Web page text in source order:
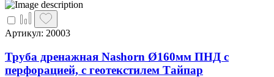
Артикул: 20003
Труба дренажная Nashorn Ø160мм ПНД с
перфорацией, с геотекстилем Тайпар